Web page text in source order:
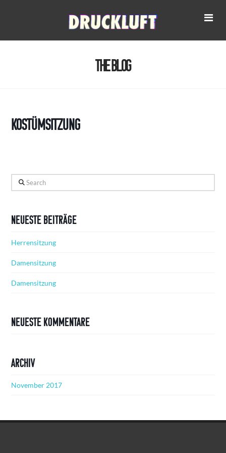
The Blog
Kostümsitzung
Search
Neueste Beiträge
Herrensitzung
Damensitzung
Damensitzung
Neueste Kommentare
Archiv
November 2017